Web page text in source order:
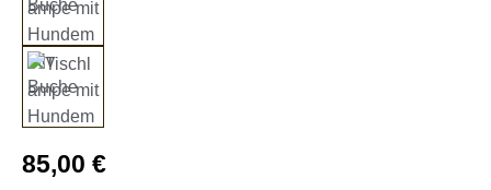
Regulärer Preis:
85,00 €